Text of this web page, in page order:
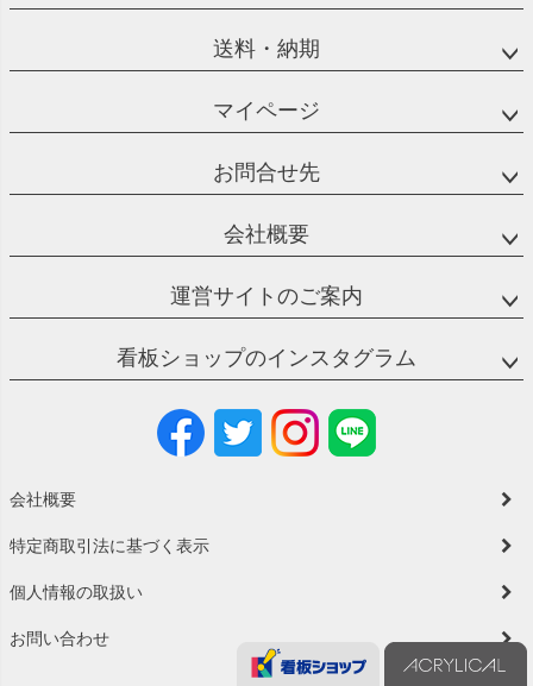
送料・納期
マイページ
お問合せ先
会社概要
運営サイトのご案内
看板ショップのインスタグラム
会社概要
特定商取引法に基づく表示
個人情報の取扱い
お問い合わせ